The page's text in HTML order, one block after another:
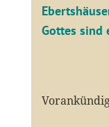
Gottes sind